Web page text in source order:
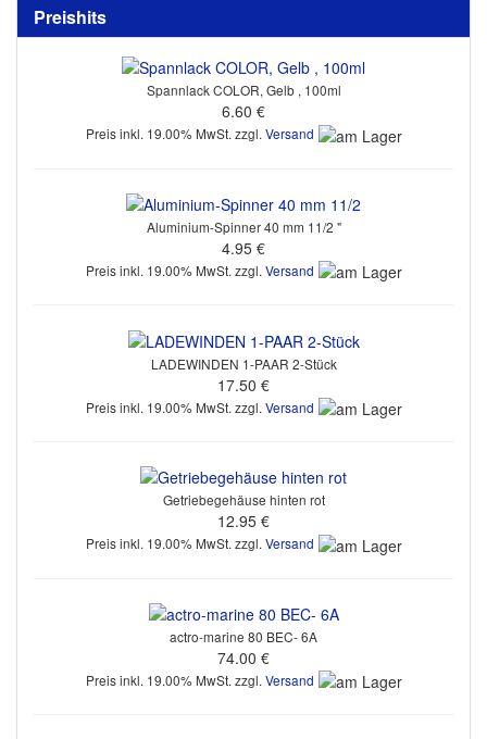
Preishits
Spannlack COLOR, Gelb , 100ml
6.60 €
Preis inkl. 19.00% MwSt. zzgl.Versand
Aluminium-Spinner 40 mm 11/2 "
4.95 €
Preis inkl. 19.00% MwSt. zzgl. Versand
LADEWINDEN 1-PAAR 2-Stück
17.50 €
Preis inkl. 19.00% MwSt. zzgl. Versand
Getriebegehäuse hinten rot
12.95 €
Preis inkl. 19.00% MwSt. zzgl. Versand
actro-marine 80 BEC- 6A
74.00 €
Preis inkl. 19.00% MwSt. zzgl. Versand